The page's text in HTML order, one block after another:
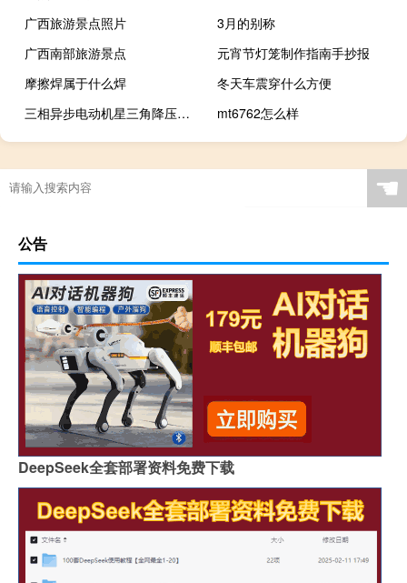
广西旅游景点照片
3月的别称
广西南部旅游景点
元宵节灯笼制作指南手抄报
摩擦焊属于什么焊
冬天车震穿什么方便
三相异步电动机星三角降压顺序启动
mt6762怎么样
☚
公告
DeepSeek全套部署资料免费下载